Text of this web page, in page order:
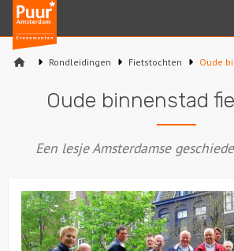
Puur*
Amsterdam
bedrijfsuitjes
Varen
Sport en spel
Workshops
Rondleidingen Fietstochten Oude
Oude binnenstad
Een lesje Amsterdamse